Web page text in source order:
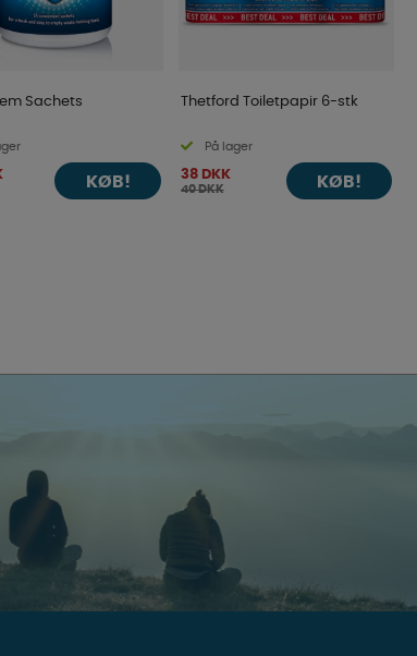
Sachets
KØB!
Thetford Toiletpapir 6-stk
På lager
38 DKK
40 DKK KØB!